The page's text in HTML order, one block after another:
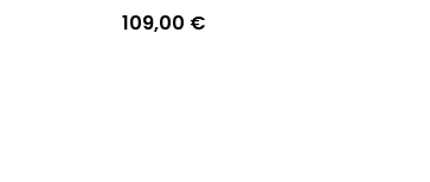
Prix
109,00 €